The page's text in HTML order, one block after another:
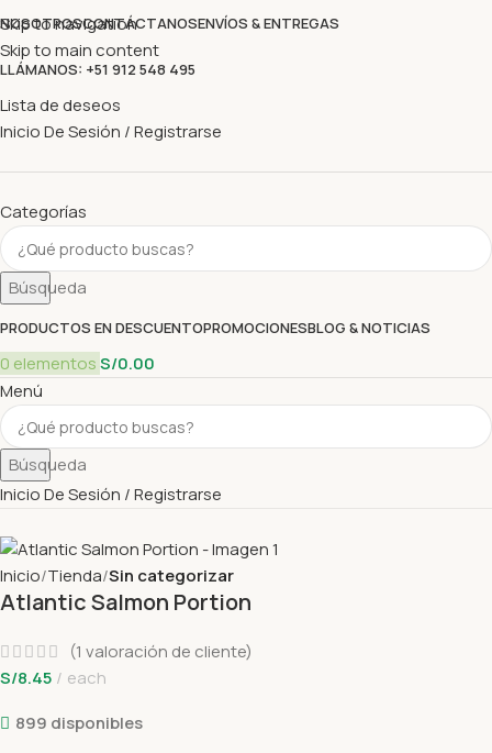
Skip to navigation
Skip to main content
NOSOTROSCONTÁCTANOSENVÍOS & ENTREGAS
LLÁMANOS: +51 912 548 495
Lista de deseos
Inicio De Sesión / Registrarse
Categorías
Búsqueda
PRODUCTOS EN DESCUENTOPROMOCIONESBLOG & NOTICIAS
0 elementosS/0.00
Menú
Búsqueda
Inicio De Sesión / Registrarse
Inicio Tienda Sin categorizar
Atlantic Salmon Portion
(1 valoración de cliente)
S/8.45
each
899 disponibles